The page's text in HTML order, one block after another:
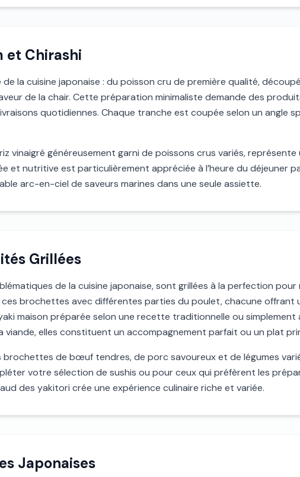
et Chirashi
la cuisine japonaise : du poisson cru de première qualité,
de la chair. Cette préparation minimaliste demande des
quotidiennes. Chaque tranche est coupée selon un angle
vinaigré généreusement garni de poissons crus variés,
et nutritive est particulièrement appréciée à l’heure du déjeuner
arc-en-ciel de saveurs marines dans une seule assiette.
Grillées
de la cuisine japonaise, sont grillées à la perfection pour
brochettes avec différentes parties du poulet, chacune offrant
maison préparée selon une recette traditionnelle ou simplement
viande, elles constituent un accompagnement parfait ou un plat
de bœuf tendres, de porc savoureux et de légumes
votre sélection de sushis ou pour ceux qui préfèrent les
des yakitori crée une expérience culinaire riche et variée.
Japonaises